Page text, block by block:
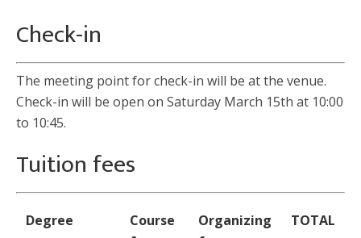
Check-in
The meeting point for check-in will be at the venue.
Check-in will be open on Saturday March 15th at 10:00
to 10:45.
Tuition fees
Degree
Course
Organizing
TOTAL